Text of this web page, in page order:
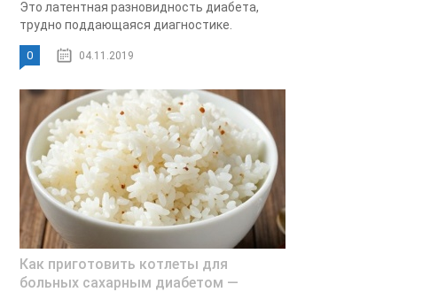
Это латентная разновидность диабета,
трудно поддающаяся диагностике.
0 04.11.2019
Как приготовить котлеты для
больных сахарным диабетом —